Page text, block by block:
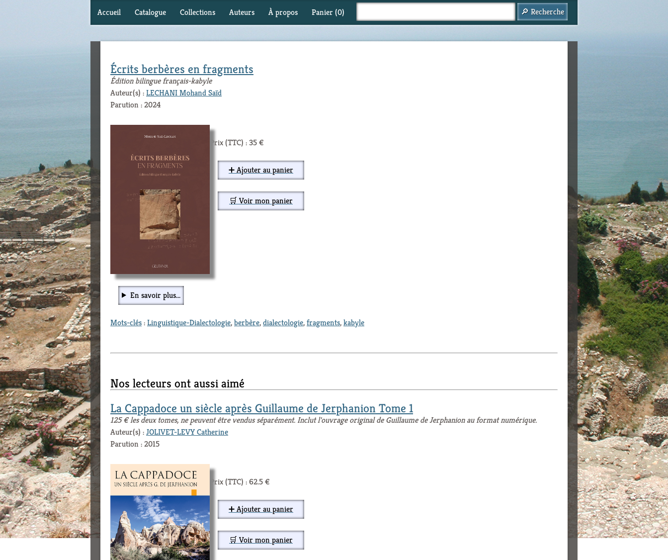
Accueil Catalogue Collections Auteurs À propos Panier (0)
Écrits berbères en fragments
Édition bilingue français-kabyle
Auteur(s) :LECHANI Mohand Saïd
Parution : 2024
Prix (TTC) : 35 €
➕ Ajouter au panier
🛒 Voir mon panier
En savoir plus...
Mots-clés:Linguistique-Dialectologie,berbère,dialectologie,fragments,kabyle
Nos lecteurs ont aussi aimé
La Cappadoce un siècle après Guillaume de Jerphanion Tome 1
125 € les deux tomes, ne peuvent être vendus séparément. Inclut l'ouvrage original de Guillaume de Jerphanion au format numérique.
Auteur(s) :JOLIVET-LEVY Catherine
Parution : 2015
Prix (TTC) : 62.5 €
➕ Ajouter au panier
🛒 Voir mon panier